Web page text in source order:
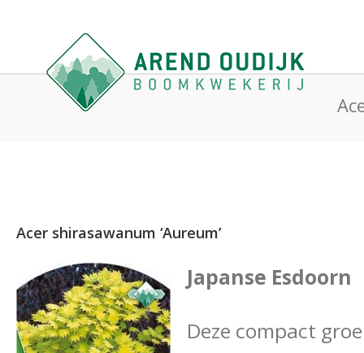
Acer shirasawanum ‘Aureum’
Japanse Esdoorn
Deze compact